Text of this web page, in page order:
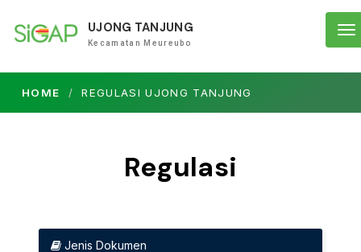
UJONG TANJUNG
Kecamatan Meureubo
HOME REGULASI UJONG TANJUNG
Regulasi
Jenis Dokumen